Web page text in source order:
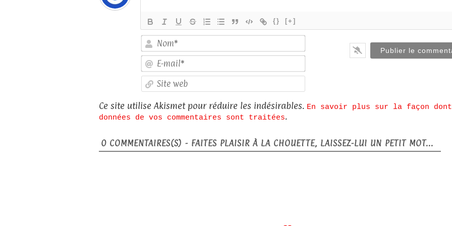
{} [+]
mail*
web
Ce site utilise Akismet pour réduire les indésirables. En savoir plus sur la façon
données de vos commentaires sont traitées.
0 COMMENTAIRES(S) - FAITES PLAISIR À LA CHOUETTE, LAISSEZ-LUI UN PETIT MOT...